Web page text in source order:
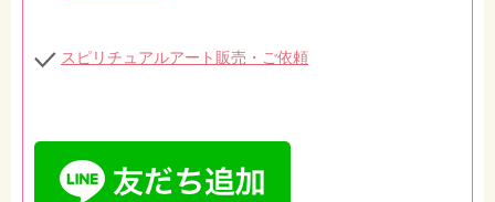
スピリチュアルアート販売・ご依頼